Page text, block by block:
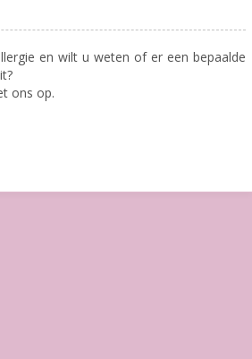
en wilt u weten of er een bepaalde
ons op.